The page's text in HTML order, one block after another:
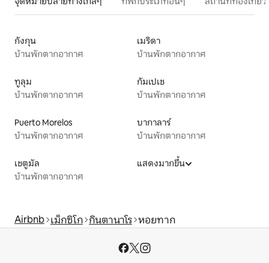
กังกุน
บ้านพักตากอากาศ
เมริดา
บ้านพักตากอากาศ
ทูลุม
บ้านพักตากอากาศ
กัมเปเช
บ้านพักตากอากาศ
Puerto Morelos
บ้านพักตากอากาศ
บากาลาร์
บ้านพักตากอากาศ
เชตูมัล
บ้านพักตากอากาศ
แสดงมากขึ้น
Airbnb เม็กซิโก กินตานาโร หอยทาก